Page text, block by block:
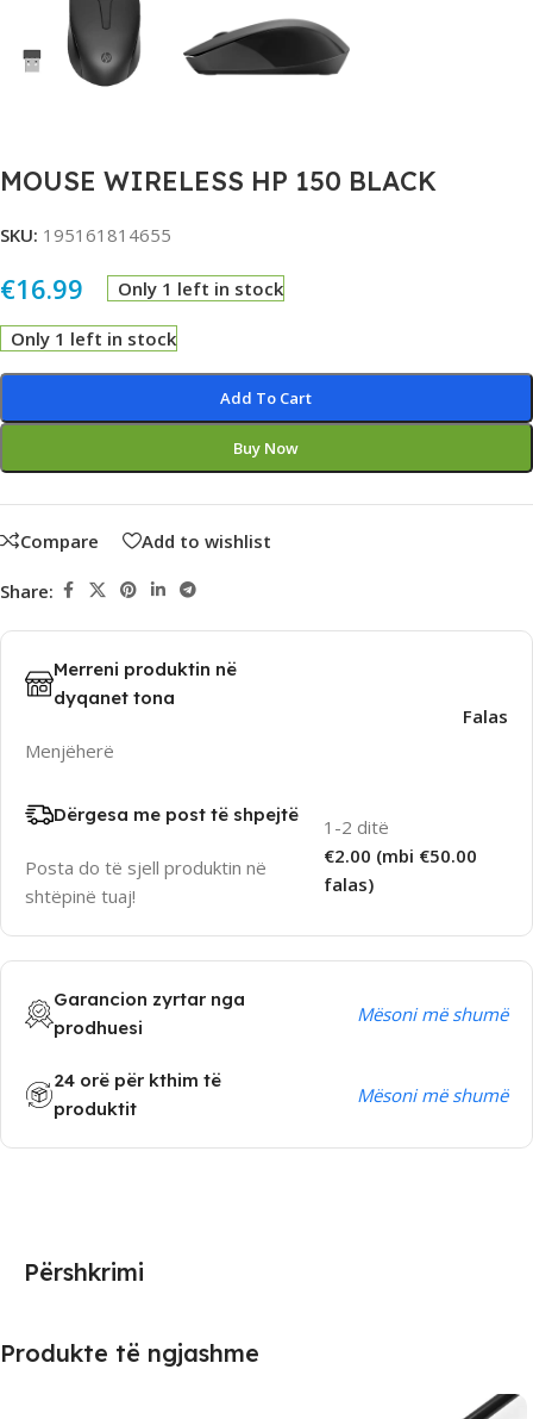
MOUSE WIRELESS HP 150 BLACK
SKU: 195161814655
€16.99 Only 1 left in stock
Only 1 left in stock
Add To Cart
Buy Now
Compare Add to wishlist
Share:
Merreni produktin në
dyqanet tona
Menjëherë
Falas
Dërgesa me post të shpejtë
Posta do të sjell produktin në
shtëpinë tuaj!
1-2 ditë
€2.00 (mbi €50.00
falas)
Garancion zyrtar nga
prodhuesi
Mësoni më shumë
24 orë për kthim të
produktit
Mësoni më shumë
Përshkrimi
Produkte të ngjashme